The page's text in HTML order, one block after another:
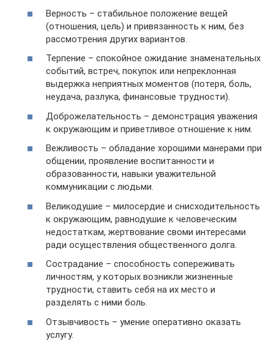
Верность – стабильное положение вещей
(отношения, цель) и привязанность к ним, без
рассмотрения других вариантов.
Терпение – спокойное ожидание знаменательных
событий, встреч, покупок или непреклонная
выдержка неприятных моментов (потеря, боль,
неудача, разлука, финансовые трудности).
Доброжелательность – демонстрация уважения
к окружающим и приветливое отношение к ним.
Вежливость – обладание хорошими манерами при
общении, проявление воспитанности и
образованности, навыки уважительной
коммуникации с людьми.
Великодушие – милосердие и снисходительность
к окружающим, равнодушие к человеческим
недостаткам, жертвование своми интересами
ради осуществления общественного долга.
Сострадание – способность сопереживать
личностям, у которых возникли жизненные
трудности, ставить себя на их место и
разделять с ними боль.
Отзывчивость – умение оперативно оказать
услугу.